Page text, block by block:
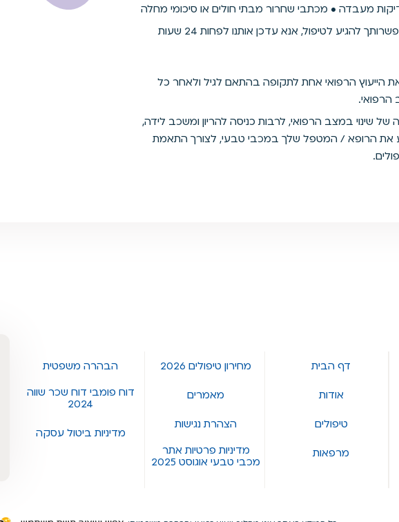
מעבדה • מכתבי שחרור מבתי חולים או סיכומי מחלה
אם אין באפשרותך להגיע לטיפול, אנא עדכן אותנו לפחות 24 שעות
הייעוץ הרפואי אחת לתקופה בהתאם לגיל ולאחר כל
הרפואי.
שינוי במצב הרפואי, לרבות כניסה להריון ומשכב לידה,
את הרופא / המטפל שלך במכבי טבעי, לצורך התאמת
דף הבית
אודות
טיפולים
מרפאות
מחירון טיפולים 2026
מאמרים
הצהרת נגישות
מדיניות פרטיות אתר
מכבי טבעי אוגוסט 2025
הבהרה משפטית
דוח פומבי דוח שכר שווה
2024
מדיניות ביטול עסקה